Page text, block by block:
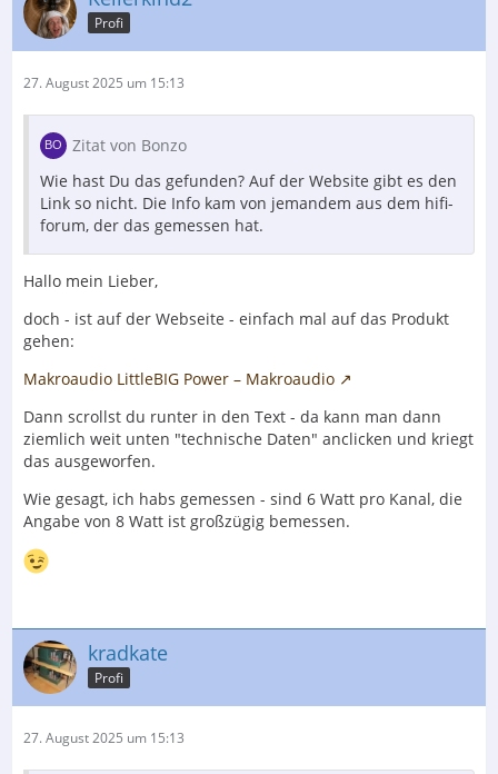
Profi
27. August 2025 um 15:13
Zitat von Bonzo
Wie hast Du das gefunden? Auf der Website gibt es den
Link so nicht. Die Info kam von jemandem aus dem hifi-
forum, der das gemessen hat.
Hallo mein Lieber,
doch - ist auf der Webseite - einfach mal auf das Produkt
gehen:
Makroaudio LittleBIG Power – Makroaudio
Dann scrollst du runter in den Text - da kann man dann
ziemlich weit unten "technische Daten" anclicken und kriegt
das ausgeworfen.
Wie gesagt, ich habs gemessen - sind 6 Watt pro Kanal, die
Angabe von 8 Watt ist großzügig bemessen.
kradkate
Profi
27. August 2025 um 15:13